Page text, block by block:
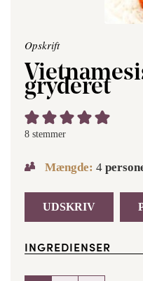
Opskrift
gryderet
8 stemmer
Mængde: 4
UDSKRIV
INGREDIENSER